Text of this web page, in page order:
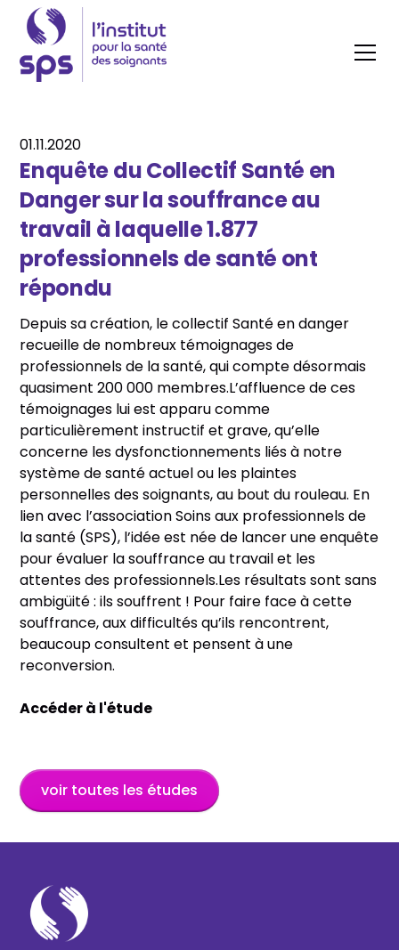
01.11.2020
Enquête du Collectif Santé en
Danger sur la souffrance au
travail à laquelle 1.877
professionnels de santé ont
répondu
Depuis sa création, le collectif Santé en danger
recueille de nombreux témoignages de
professionnels de la santé, qui compte désormais
quasiment 200 000 membres.L’affluence de ces
témoignages lui est apparu comme
particulièrement instructif et grave, qu’elle
concerne les dysfonctionnements liés à notre
système de santé actuel ou les plaintes
personnelles des soignants, au bout du rouleau. En
lien avec l’association Soins aux professionnels de
la santé (SPS), l’idée est née de lancer une enquête
pour évaluer la souffrance au travail et les
attentes des professionnels.Les résultats sont sans
ambigüité : ils souffrent ! Pour faire face à cette
souffrance, aux difficultés qu’ils rencontrent,
beaucoup consultent et pensent à une
reconversion.
Accéder à l'étude
voir toutes les études